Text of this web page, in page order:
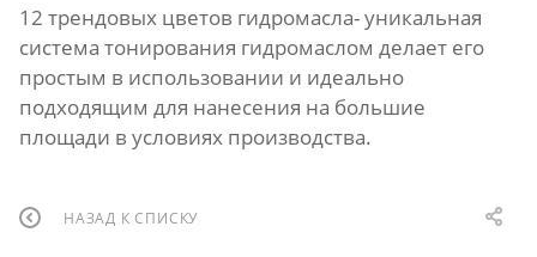
12 трендовых цветов гидромасла- уникальная
система тонирования гидромаслом делает его
простым в использовании и идеально
подходящим для нанесения на большие
площади в условиях производства.
НАЗАД К СПИСКУ